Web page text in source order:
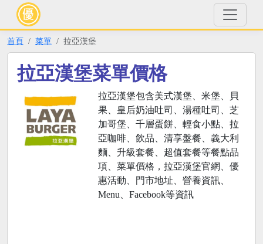
首頁 菜單 拉亞漢堡
拉亞漢堡菜單價格
拉亞漢堡包含美式漢堡、米堡、貝
果、皇后奶油吐司、湯種吐司、芝
加哥堡、千層蛋餅、輕食小點、拉
亞咖啡、飲品、清享盤餐、義大利
麵、升級套餐、超值套餐等餐點品
項、菜單價格，拉亞漢堡官網、優
惠活動、門市地址、營養資訊、
Menu、Facebook等資訊